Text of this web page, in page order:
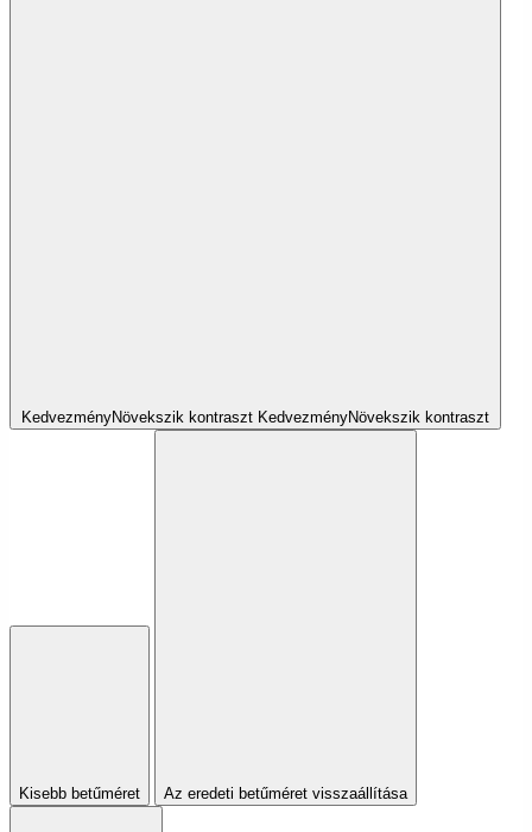
KedvezményNövekszik kontraszt KedvezményNövekszik kontraszt
Kisebb betűméret Az eredeti betűméret visszaállítása